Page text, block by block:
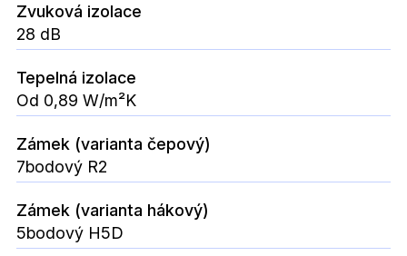
Zvuková izolace
28 dB
Tepelná izolace
Od 0,89 W/m²K
Zámek (varianta čepový)
7bodový R2
Zámek (varianta hákový)
5bodový H5D